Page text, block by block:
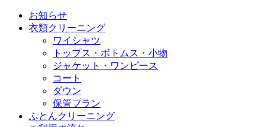
お知らせ
衣類クリーニング
ワイシャツ
トップス・ボトムス・小物
ジャケット・ワンピース
コート
ダウン
保管プラン
ふとんクリーニング